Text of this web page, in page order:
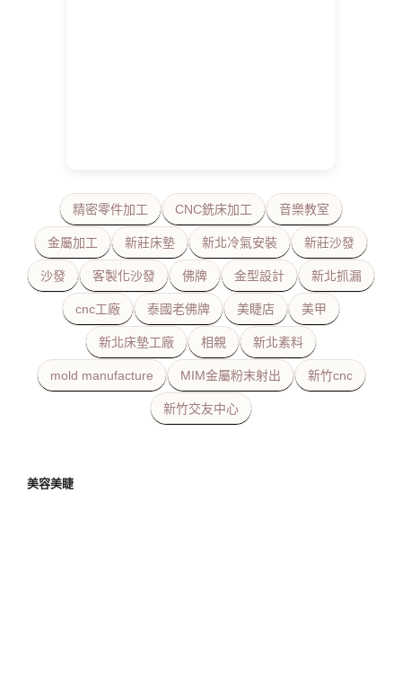
精密零件加工 CNC銑床加工 音樂教室
金屬加工 新莊床墊 新北冷氣安裝 新莊沙發
沙發 客製化沙發 佛牌 金型設計 新北抓漏
cnc工廠 泰國老佛牌 美睫店 美甲
新北床墊工廠 相親 新北素料
mold manufacture MIM金屬粉末射出 新竹cnc
新竹交友中心
美容美睫